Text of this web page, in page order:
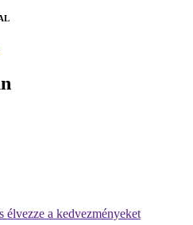
élvezze a kedvezményeket